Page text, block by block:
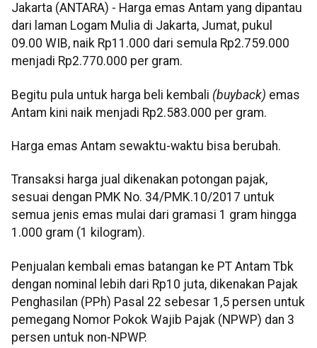
Jakarta (ANTARA) - Harga emas Antam yang dipantau
dari laman Logam Mulia di Jakarta, Jumat, pukul
09.00 WIB, naik Rp11.000 dari semula Rp2.759.000
menjadi Rp2.770.000 per gram.
Begitu pula untuk harga beli kembali (buyback) emas
Antam kini naik menjadi Rp2.583.000 per gram.
Harga emas Antam sewaktu-waktu bisa berubah.
Transaksi harga jual dikenakan potongan pajak,
sesuai dengan PMK No. 34/PMK.10/2017 untuk
semua jenis emas mulai dari gramasi 1 gram hingga
1.000 gram (1 kilogram).
‎Penjualan kembali emas batangan ke PT Antam Tbk
dengan nominal lebih dari Rp10 juta, dikenakan Pajak
Penghasilan (PPh) Pasal 22 sebesar 1,5 persen untuk
pemegang Nomor Pokok Wajib Pajak (NPWP) dan 3
persen untuk non-NPWP.